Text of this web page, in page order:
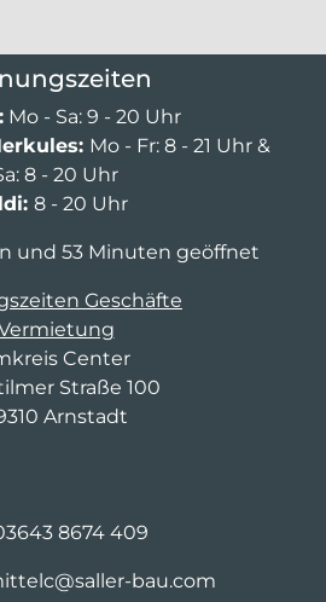
Mo - Sa: 9 - 20 Uhr
Mo - Fr: 8 - 21 Uhr &
8 - 20 Uhr
8 - 20 Uhr
und 53 Minuten geöffnet
Geschäfte
Center
Straße 100
Arnstadt
8674 409
bau.com